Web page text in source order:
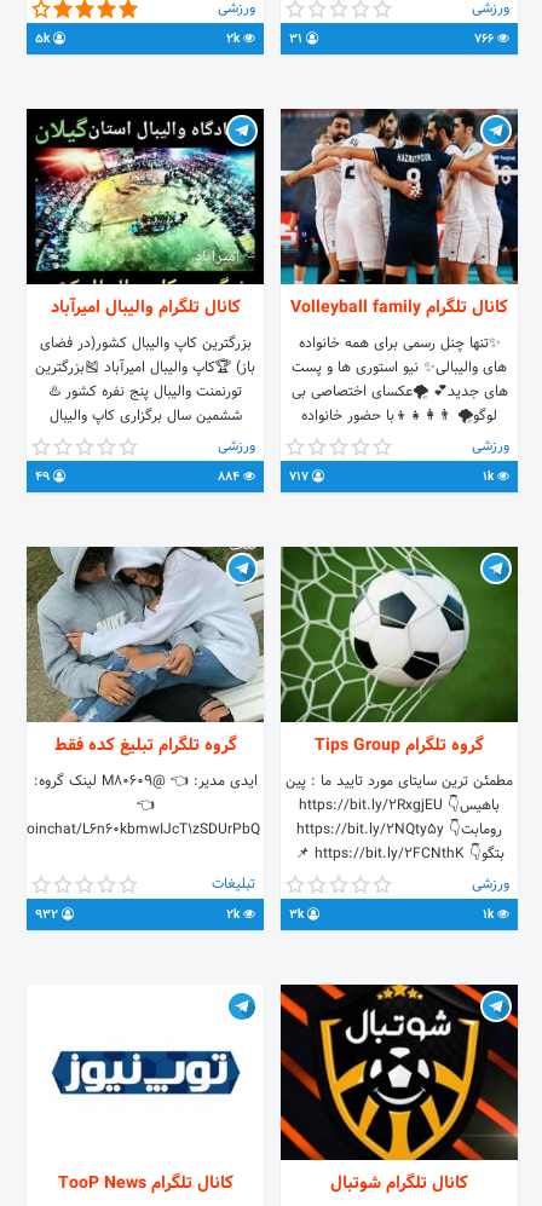
های مهم روز تبلیغات و تبادلات:
@pouria_ft_so
ورزشی ورزشی
2k
5k
کانال تلگرام Volleyball family
✨تنها چنل رسمی برای همه خانواده
های والیبالی✨ نیو استوری ها و پست
های جدید💕 🌪عکسای اختصاصی بی
لوگو🌪 👨‍👩‍👧‍👦با حضور خانواده
قهرمانا👨‍👩‍👧‍👦 چالش🔮 لحظه به
لحظه با والیبال💎 ادیت روزانه از بازیکنا
🏐 ⚡️مدیر👇👇 @Nili_no1 🔥ادمین تب
ورزشی
1k
کانال تلگرام والیبال امیرآباد
بزرگترین کاپ والیبال کشور(در فضای
باز) 🏆کاپ والیبال امیرآباد 🎽بزرگترین
تورنمنت والیبال پنج نفره کشور ♨️
ششمین سال برگزاری کاپ والیبال
امیرآباد ♨️در سه رده سنی(نوجوانان-آزاد-
پیشکسوتان) 🎥همراه با پخش صدا و
سیما در شب فینال
ورزشی
گروه تلگرام Tips Group
مطمئن ترین سایتای مورد تایید ما : پین
باهیس👇 https://bit.ly/2RxgjEU
رومابت👇 https://bit.ly/2NQty5y
بتگو👇 https://bit.ly/2FCNthK 📌
صرافی معتبر بابهترین قیمتها وبدون
کارمزد (خدمات پارسی) کانال صرافی ↙
@exparsi سایت صرافی ↙
ورزشی
1k
3k
گروه تلگرام تبلیغ کده فقط
ایدی مدیر: 👈 @M80609 لینک گروه:
👈
joinchat/L6n60kbmwIJcT1zSDUrPbQ
تبلیغات
2k
کانال تلگرام شوتبال کانال تلگرام TooP News